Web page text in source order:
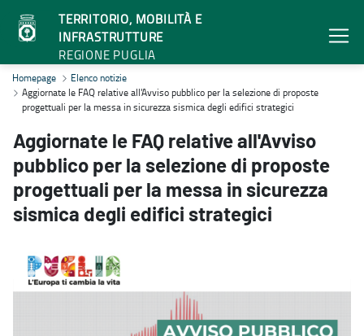
TERRITORIO, MOBILITÀ E
INFRASTRUTTURE
REGIONE PUGLIA
Aggiornate le FAQ relative all'Avviso pubblico per la selezione
Homepage
Elenco notizie
Aggiornate le FAQ relative all'Avviso pubblico per la selezione di proposte
progettuali per la messa in sicurezza sismica degli edifici strategici
Aggiornate le FAQ relative all'Avviso
pubblico per la selezione di proposte
progettuali per la messa in sicurezza
sismica degli edifici strategici